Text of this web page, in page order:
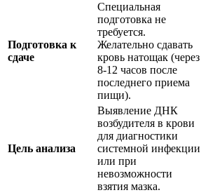
Подготовка к
сдаче
Специальная
подготовка не
требуется.
Желательно сдавать
кровь натощак (через
8-12 часов после
последнего приема
пищи).
Цель анализа
Выявление ДНК
возбудителя в крови
для диагностики
системной инфекции
или при
невозможности
взятия мазка.